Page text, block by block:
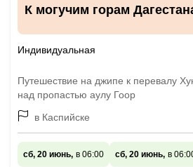
К могучим горам
Индивидуальная
Путешествие на джипе к перевалу
над пропастью аулу Гоор
в Каспийске
сб, 20 июнь, в 06:00 сб, 20 июнь, в